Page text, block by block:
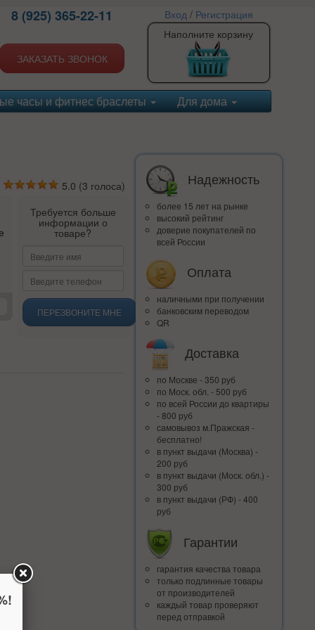
8 (925) 365-22-11
ЗАКАЗАТЬ ЗВОНОК
Вход/ Регистрация
Наполните корзину
часы и фитнес браслеты Для дома
5.0 (3 голоса)
Требуется больше
информации о
товаре?
ПЕРЕЗВОНИТЕ МНЕ
Надежность
более 15 лет на рынке
высокий рейтинг
доверие покупателей по
всей России
Оплата
наличными при получении
банковским переводом
QR
Доставка
по Москве - 350 руб
по Моск. обл. - 500 руб
по всей Росcии до квартиры
- 800 руб
самовывоз м.Пражская -
бесплатно!
в пункт выдачи (Москва) -
200 руб
в пункт выдачи (Моск. обл.) -
300 руб
в пункт выдачи (РФ) - 400
руб
Гарантии
гарантия качества товара
только подлинные товары
от производителей
каждый товар проверяют
перед отправкой